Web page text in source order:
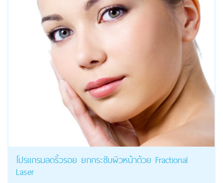
โปรแกรมลดริ้วรอย ยกกระชับผิวหน้าด้วย Fractional
Laser